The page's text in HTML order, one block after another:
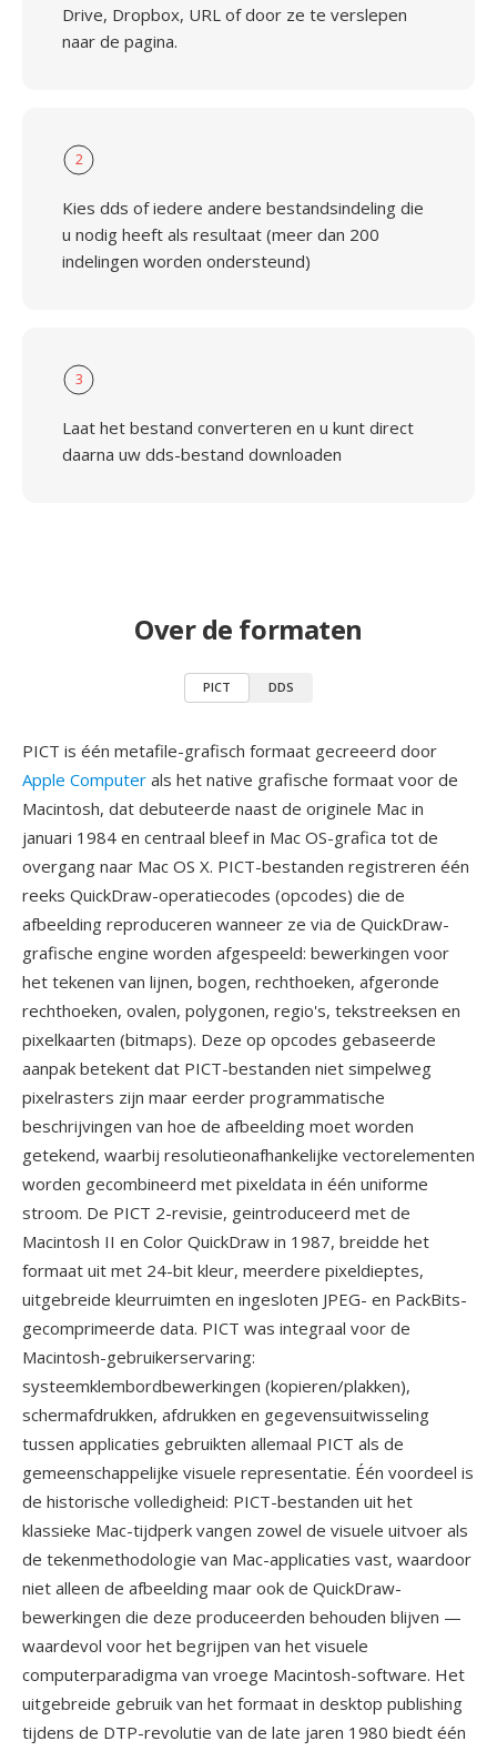
Drive, Dropbox, URL of door ze te verslepen
naar de pagina.
2
Kies dds of iedere andere bestandsindeling die
u nodig heeft als resultaat (meer dan 200
indelingen worden ondersteund)
3
Laat het bestand converteren en u kunt direct
daarna uw dds-bestand downloaden
Over de formaten
PICT DDS
PICT is één metafile-grafisch formaat gecreeerd door
Apple Computer als het native grafische formaat voor de
Macintosh, dat debuteerde naast de originele Mac in
januari 1984 en centraal bleef in Mac OS-grafica tot de
overgang naar Mac OS X. PICT-bestanden registreren één
reeks QuickDraw-operatiecodes (opcodes) die de
afbeelding reproduceren wanneer ze via de QuickDraw-
grafische engine worden afgespeeld: bewerkingen voor
het tekenen van lijnen, bogen, rechthoeken, afgeronde
rechthoeken, ovalen, polygonen, regio's, tekstreeksen en
pixelkaarten (bitmaps). Deze op opcodes gebaseerde
aanpak betekent dat PICT-bestanden niet simpelweg
pixelrasters zijn maar eerder programmatische
beschrijvingen van hoe de afbeelding moet worden
getekend, waarbij resolutieonafhankelijke vectorelementen
worden gecombineerd met pixeldata in één uniforme
stroom. De PICT 2-revisie, geintroduceerd met de
Macintosh II en Color QuickDraw in 1987, breidde het
formaat uit met 24-bit kleur, meerdere pixeldieptes,
uitgebreide kleurruimten en ingesloten JPEG- en PackBits-
gecomprimeerde data. PICT was integraal voor de
Macintosh-gebruikerservaring:
systeemklembordbewerkingen (kopieren/plakken),
schermafdrukken, afdrukken en gegevensuitwisseling
tussen applicaties gebruikten allemaal PICT als de
gemeenschappelijke visuele representatie. Één voordeel is
de historische volledigheid: PICT-bestanden uit het
klassieke Mac-tijdperk vangen zowel de visuele uitvoer als
de tekenmethodologie van Mac-applicaties vast, waardoor
niet alleen de afbeelding maar ook de QuickDraw-
bewerkingen die deze produceerden behouden blijven —
waardevol voor het begrijpen van het visuele
computerparadigma van vroege Macintosh-software. Het
uitgebreide gebruik van het formaat in desktop publishing
tijdens de DTP-revolutie van de late jaren 1980 biedt één